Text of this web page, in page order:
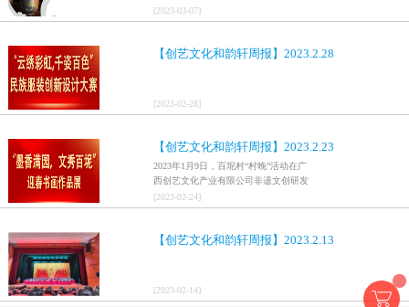
[2023-03-07]
【创艺文化和韵轩周报】2023.2.28
[2023-02-28]
【创艺文化和韵轩周报】2023.2.23
2023年1月9日，百坭村“村晚”活动在广
西创艺文化产业有限公司非遗文创研发
基地、百色市乐业县百坭壮族织布技艺
传承创意基地正式开启，活动紧扣“启航
村特色设计舞美，突出乡村文艺新体
[2023-02-24]
【创艺文化和韵轩周报】2023.2.13
[2023-02-14]